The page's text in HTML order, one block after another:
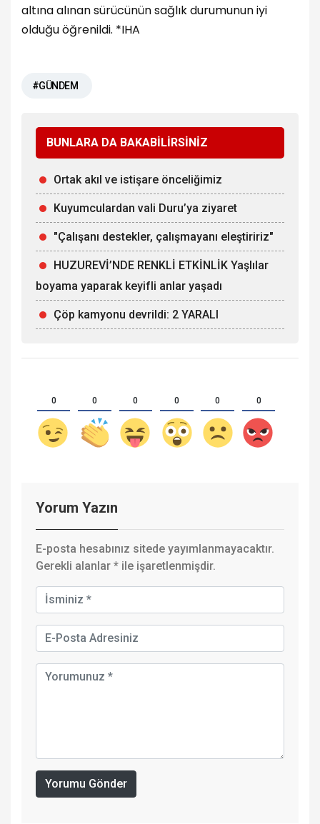
altına alınan sürücünün sağlık durumunun iyi
olduğu öğrenildi. *IHA
#GÜNDEM
BUNLARA DA BAKABİLİRSİNİZ
Ortak akıl ve istişare önceliğimiz
Kuyumculardan vali Duru’ya ziyaret
"Çalışanı destekler, çalışmayanı eleştiririz"
HUZUREVİ’NDE RENKLİ ETKİNLİK Yaşlılar
boyama yaparak keyifli anlar yaşadı
Çöp kamyonu devrildi: 2 YARALI
0 0 0 0 0 0
Yorum Yazın
E-posta hesabınız sitede yayımlanmayacaktır.
Gerekli alanlar * ile işaretlenmişdir.
Yorumu Gönder